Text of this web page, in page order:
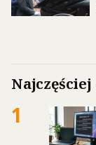
Najczęściej
1